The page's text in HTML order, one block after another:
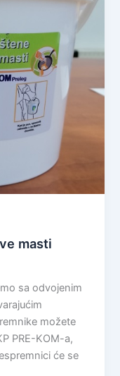
masti
sa odvojenim
možete
PRE-KOM-a,
će se